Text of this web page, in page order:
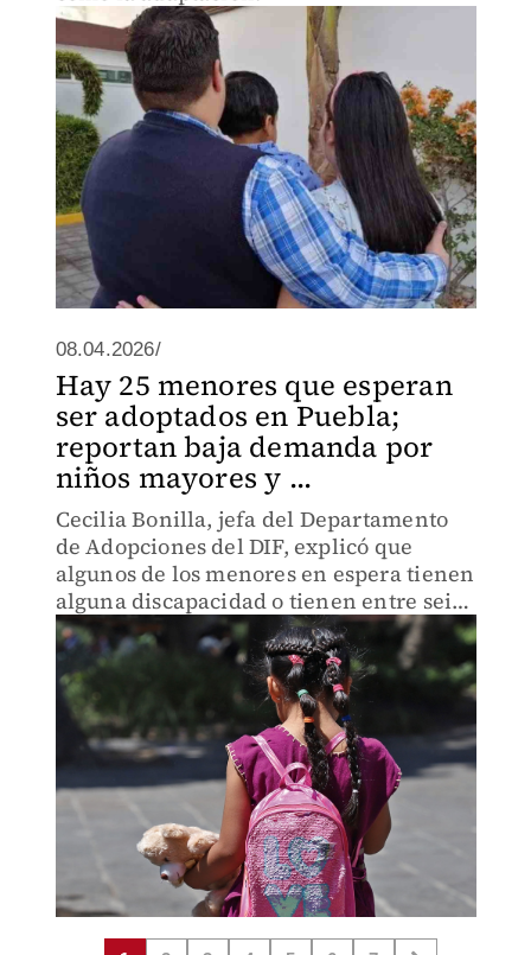
08.04.2026/
Hay 25 menores que esperan
ser adoptados en Puebla;
reportan baja demanda por
niños mayores y ...
Cecilia Bonilla, jefa del Departamento
de Adopciones del DIF, explicó que
algunos de los menores en espera tienen
alguna discapacidad o tienen entre seis
y quince años.